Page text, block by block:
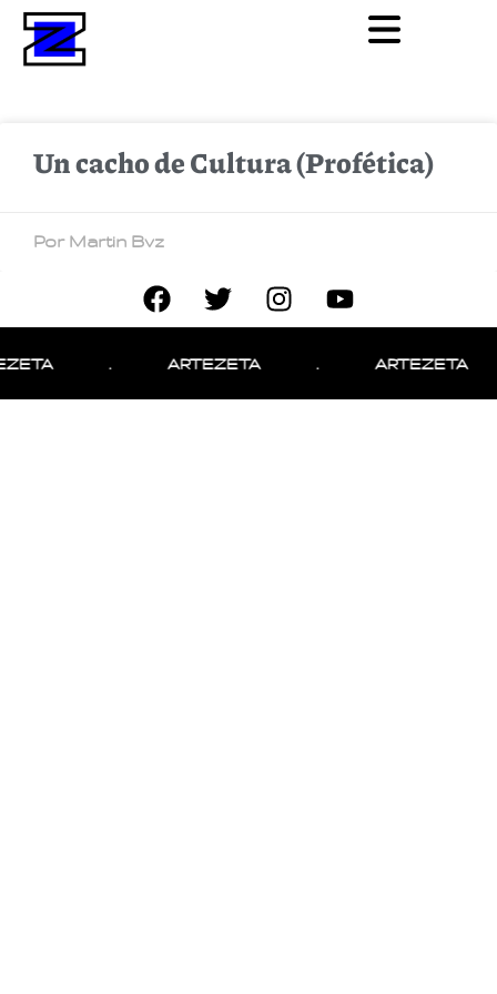
Un cacho de Cultura (Profética)
Por Martin Bvz
ARTEZETA ARTEZETA